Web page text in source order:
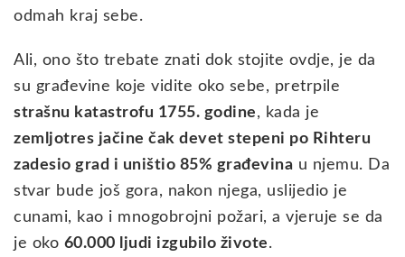
odmah kraj sebe.
Ali, ono što trebate znati dok stojite ovdje, je da
su građevine koje vidite oko sebe, pretrpile
strašnu katastrofu 1755. godine, kada je
zemljotres jačine čak devet stepeni po Rihteru
zadesio grad i uništio 85% građevina u njemu. Da
stvar bude još gora, nakon njega, uslijedio je
cunami, kao i mnogobrojni požari, a vjeruje se da
je oko 60.000 ljudi izgubilo živote.